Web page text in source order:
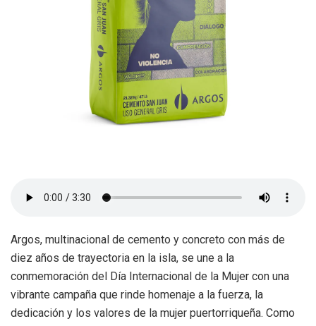
Argos, multinacional de cemento y concreto con más de
diez años de trayectoria en la isla, se une a la
conmemoración del Día Internacional de la Mujer con una
vibrante campaña que rinde homenaje a la fuerza, la
dedicación y los valores de la mujer puertorriqueña. Como